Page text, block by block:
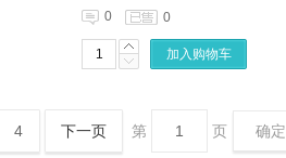
0 0
加入购物车
4 下一页 第 页 确定